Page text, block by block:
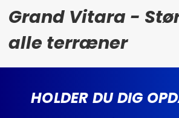
Grand Vitara -
alle terræner
HOLDER DU DIG